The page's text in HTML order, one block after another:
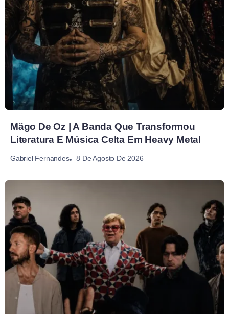
Mägo De Oz | A Banda Que Transformou
Literatura E Música Celta Em Heavy Metal
Gabriel Fernandes 8 De Agosto De 2026